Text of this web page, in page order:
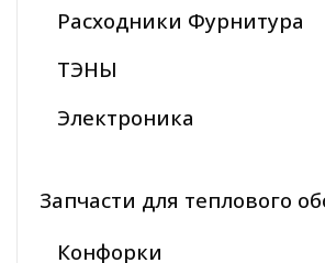
Расходники Фурнитура
ТЭНЫ
Электроника
Запчасти для теплового
Конфорки